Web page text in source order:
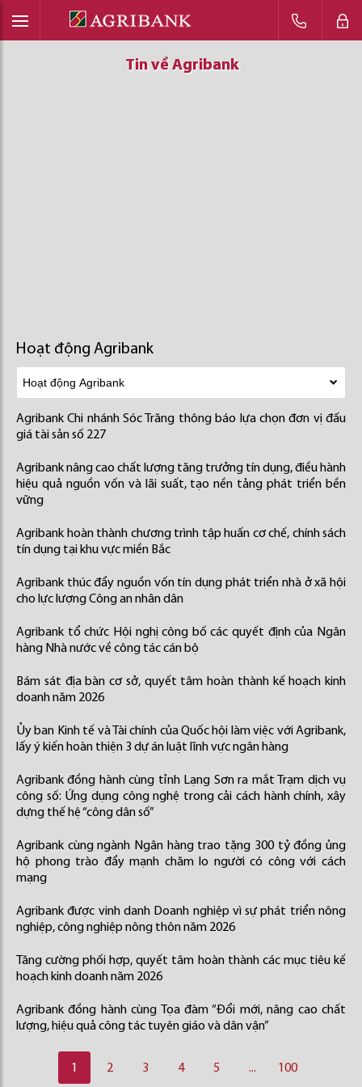
Tin về Agribank
Tin về Agribank
Tin về Agribank
Hoạt động Agribank
Agribank Chi nhánh Sóc Trăng thông báo lựa chọn đơn vị đấu
giá tài sản số 227
Agribank nâng cao chất lượng tăng trưởng tín dụng, điều hành
hiệu quả nguồn vốn và lãi suất, tạo nền tảng phát triển bền
vững
Agribank hoàn thành chương trình tập huấn cơ chế, chính sách
tín dụng tại khu vực miền Bắc
Agribank thúc đẩy nguồn vốn tín dụng phát triển nhà ở xã hội
cho lực lượng Công an nhân dân
Agribank tổ chức Hội nghị công bố các quyết định của Ngân
hàng Nhà nước về công tác cán bộ
Bám sát địa bàn cơ sở, quyết tâm hoàn thành kế hoạch kinh
doanh năm 2026
Ủy ban Kinh tế và Tài chính của Quốc hội làm việc với Agribank,
lấy ý kiến hoàn thiện 3 dự án luật lĩnh vực ngân hàng
Agribank đồng hành cùng tỉnh Lạng Sơn ra mắt Trạm dịch vụ
công số: Ứng dụng công nghệ trong cải cách hành chính, xây
dựng thế hệ “công dân số”
Agribank cùng ngành Ngân hàng trao tặng 300 tỷ đồng ủng
hộ phong trào đẩy mạnh chăm lo người có công với cách
mạng
Agribank được vinh danh Doanh nghiệp vì sự phát triển nông
nghiệp, công nghiệp nông thôn năm 2026
Tăng cường phối hợp, quyết tâm hoàn thành các mục tiêu kế
hoạch kinh doanh năm 2026
Agribank đồng hành cùng Tọa đàm “Đổi mới, nâng cao chất
lượng, hiệu quả công tác tuyên giáo và dân vận”
1 2 3 4 5 ... 100